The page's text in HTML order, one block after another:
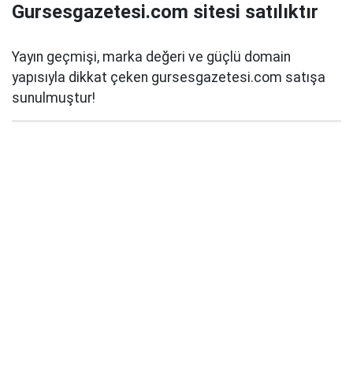
Gursesgazetesi.com sitesi satılıktır
Yayın geçmişi, marka değeri ve güçlü domain
yapısıyla dikkat çeken gursesgazetesi.com satışa
sunulmuştur!